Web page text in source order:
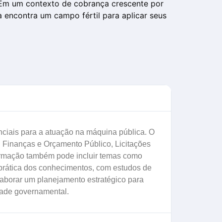
um contexto de cobrança crescente por
um campo fértil para aplicar seus
para a atuação na máquina pública. O
e Orçamento Público, Licitações
também pode incluir temas como
dos conhecimentos, com estudos de
um planejamento estratégico para
governamental.